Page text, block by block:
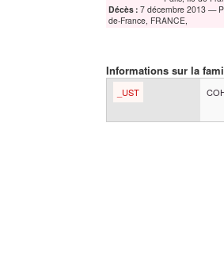
Décès : 7 décembre 2013
de-France, FRANCE,
Informations sur la
_UST